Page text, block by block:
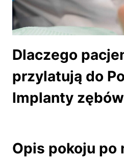
Dlaczego
przylatują do
Implanty
Opis pokoju po